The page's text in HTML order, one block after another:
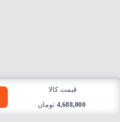
قیمت کالا
4,688,000 تومان